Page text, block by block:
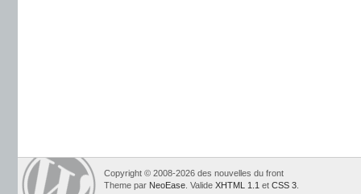
Copyright © 2008-2026 des nouvelles du front
Theme par NeoEase . Valide XHTML 1.1 et CSS 3